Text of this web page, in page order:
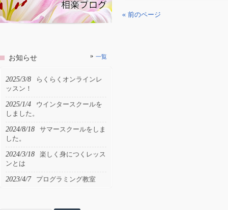
« 前のページ
お知らせ 一覧
2025/3/8
らくらくオンラインレ
ッスン！
2025/1/4
ウインタースクールを
しました。
2024/8/18
サマースクールをしま
した。
2024/3/18
楽しく身につくレッス
ンとは
2023/4/7 プログラミング教室